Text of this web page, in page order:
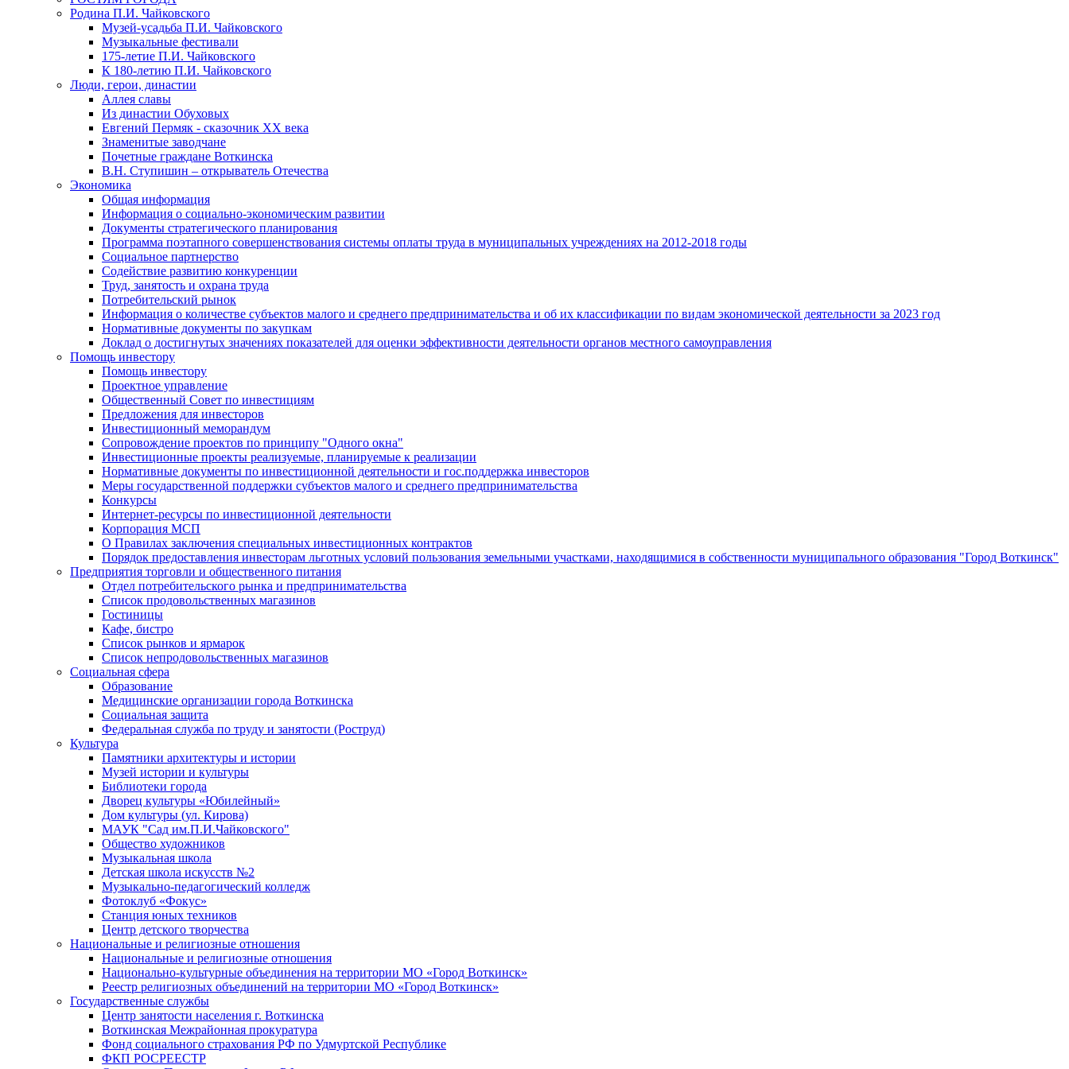
Родина П.И. Чайковского
Музей-усадьба П.И. Чайковского
Музыкальные фестивали
175-летие П.И. Чайковского
К 180-летию П.И. Чайковского
Люди, герои, династии
Аллея славы
Из династии Обуховых
Евгений Пермяк - сказочник XX века
Знаменитые заводчане
Почетные граждане Воткинска
В.Н. Ступишин – открыватель Отечества
Экономика
Общая информация
Информация о социально-экономическим развитии
Документы стратегического планирования
Программа поэтапного совершенствования системы оплаты труда в муниципальных учреждениях на 2012-2018 годы
Социальное партнерство
Содействие развитию конкуренции
Труд, занятость и охрана труда
Потребительский рынок
Информация о количестве субъектов малого и среднего предпринимательства и об их классификации по видам экономической деятельности за 2023 год
Нормативные документы по закупкам
Доклад о достигнутых значениях показателей для оценки эффективности деятельности органов местного самоуправления
Помощь инвестору
Помощь инвестору
Проектное управление
Общественный Совет по инвестициям
Предложения для инвесторов
Инвестиционный меморандум
Сопровождение проектов по принципу "Oдного окна"
Инвестиционные проекты реализуемые, планируемые к реализации
Нормативные документы по инвестиционной деятельности и гос.поддержка инвесторов
Меры государственной поддержки субъектов малого и среднего предпринимательства
Конкурсы
Интернет-ресурсы по инвестиционной деятельности
Корпорация МСП
О Правилах заключения специальных инвестиционных контрактов
Порядок предоставления инвесторам льготных условий пользования земельными участками, находящимися в собственности муниципального образования "Город Воткинск"
Предприятия торговли и общественного питания
Отдел потребительского рынка и предпринимательства
Список продовольственных магазинов
Гостиницы
Кафе, бистро
Cписок рынков и ярмарок
Список непродовольственных магазинов
Социальная сфера
Образование
Медицинские организации города Воткинска
Социальная защита
Федеральная служба по труду и занятости (Роструд)
Культура
Памятники архитектуры и истории
Музей истории и культуры
Библиотеки города
Дворец культуры «Юбилейный»
Дом культуры (ул. Кирова)
МАУК "Сад им.П.И.Чайковского"
Общество художников
Музыкальная школа
Детская школа искусств №2
Музыкально-педагогический колледж
Фотоклуб «Фокус»
Станция юных техников
Центр детского творчества
Национальные и религиозные отношения
Национальные и религиозные отношения
Национально-культурные объединения на территории МО «Город Воткинск»
Реестр религиозных объединений на территории МО «Город Воткинск»
Государственные службы
Центр занятости населения г. Воткинска
Воткинская Межрайонная прокуратура
Фонд социального страхования РФ по Удмуртской Республике
ФКП РОСРЕЕСТР